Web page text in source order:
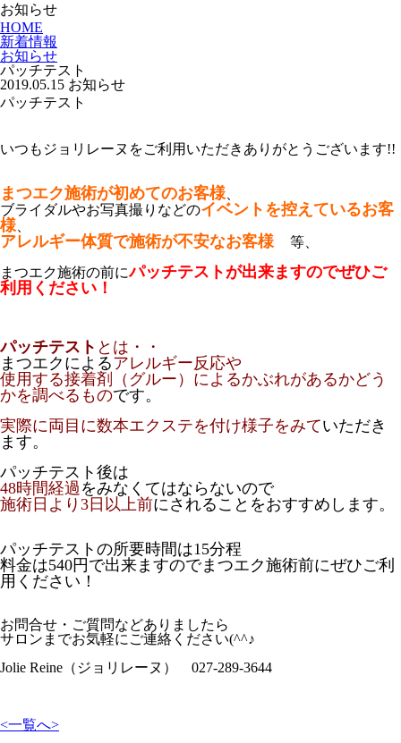
お知らせ
HOME
新着情報
お知らせ
パッチテスト
2019.05.15 お知らせ
パッチテスト
いつもジョリレーヌをご利用いただきありがとうございます!!
まつエク施術が初めてのお客様
ブライダルやお写真撮りなどのイベントを控えているお客
様
アレルギー体質で施術が不安なお客様 等、
まつエク施術の前にパッチテストが出来ますのでぜひご
利用ください！
パッチテスト とは・・
まつエクによるアレルギー反応や
使用する接着剤（グルー）によるかぶれがあるかどう
かを調べるものです。
実際に両目に数本エクステを付け様子をみていただき
ます。
パッチテスト後は
48時間経過 をみなくてはならないので
施術日より3日以上前にされることをおすすめします。
パッチテストの所要時間は15分程
料金は540円で出来ますのでまつエク施術前にぜひご利
用ください！
お問合せ・ご質問などありましたら
サロンまでお気軽にご連絡ください(^^♪
Jolie Reine（ジョリレーヌ） 027-289-3644
<一覧へ>